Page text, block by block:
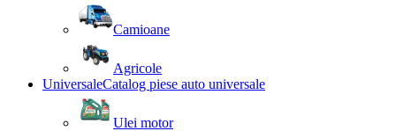
Camioane
Agricole
UniversaleCatalog piese auto universale
Ulei motor